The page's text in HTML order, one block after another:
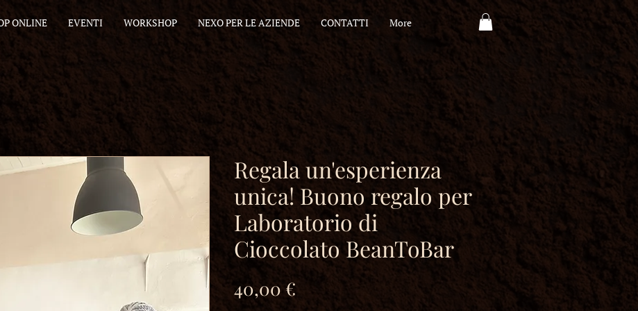
ONLINE EVENTI WORKSHOP NEXO PER LE AZIENDE CONTATTI More
Regala un'esperienza
unica! Buono regalo per
Laboratorio di
Cioccolato BeanToBar
40,00 €Prezzo